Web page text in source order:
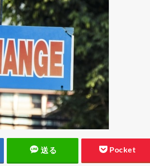
送る Pocket